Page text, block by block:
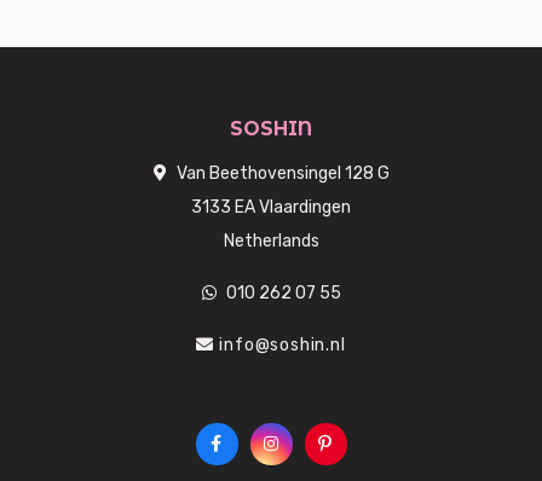
SOSHIN
Van Beethovensingel 128 G
3133 EA Vlaardingen
Netherlands
010 262 07 55
info@soshin.nl